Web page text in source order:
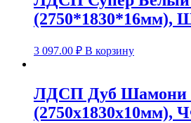
(2750*1830*16мм),
3 097.00 ₽ В корзину
ЛДСП Дуб Шамони
(2750х1830х10мм),